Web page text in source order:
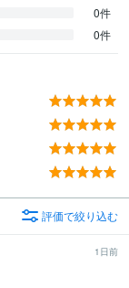
0件
0件
評価で絞り込む
1日前